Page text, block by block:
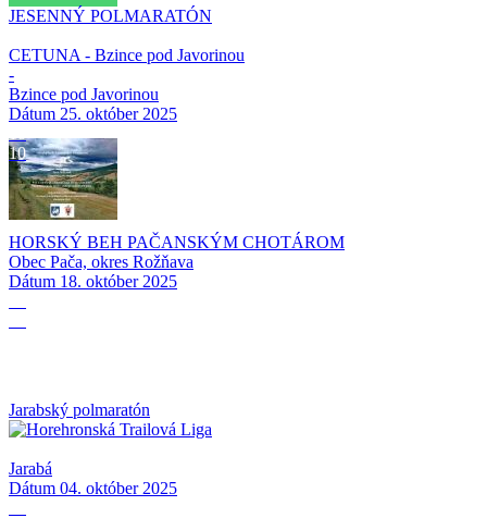
JESENNÝ POLMARATÓN
CETUNA - Bzince pod Javorinou
-
Bzince pod Javorinou
Dátum 25. október 2025
10
HORSKÝ BEH PAČANSKÝM CHOTÁROM
Obec Pača, okres Rožňava
Dátum 18. október 2025
Jarabský polmaratón
Jarabá
Dátum 04. október 2025